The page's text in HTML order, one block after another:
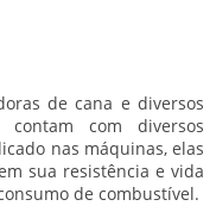
de cana e diversos
contam com diversos
nas máquinas, elas
sua resistência e vida
de combustível.